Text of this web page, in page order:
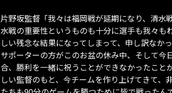
片野坂監督「我々は福岡戦が延期になり、清
水戦の重要性というものも十分に選手も我々
しい残念な結果になってしまって、申し訳なか
サポーターの方がこのお盆の休み中、そして
合、勝利を一緒に祝うことができなかったこ
しい監督のもと、今チームを作り上げてきて